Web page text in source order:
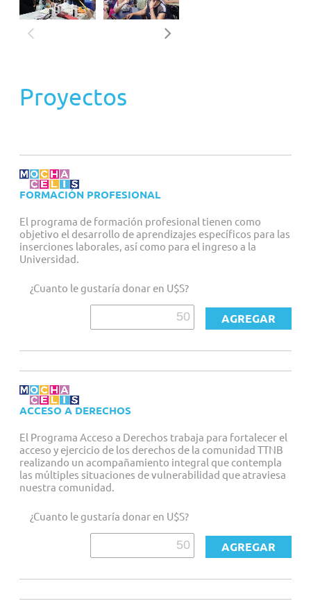
Proyectos
FORMACIÓN PROFESIONAL
El programa de formación profesional tienen como
objetivo el desarrollo de aprendizajes específicos para las
inserciones laborales, así como para el ingreso a la
Universidad.
¿Cuanto le gustaría donar en U$S?
ACCESO A DERECHOS
El Programa Acceso a Derechos trabaja para fortalecer el
acceso y ejercicio de los derechos de la comunidad TTNB
realizando un acompañamiento integral que contempla
las múltiples situaciones de vulnerabilidad que atraviesa
nuestra comunidad.
¿Cuanto le gustaría donar en U$S?